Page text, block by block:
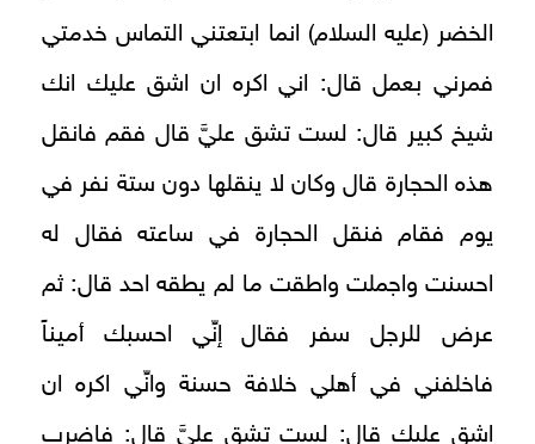
الخضر (عليه السلام) انما ابتعتني التماس خدمتي
فمرني بعمل قال: اني اكره ان اشق عليك انك
شيخ كبير قال: لست تشق عليَّ قال فقم فانقل
هذه الحجارة قال وكان لا ينقلها دون ستة نفر في
يوم فقام فنقل الحجارة في ساعته فقال له
احسنت واجملت واطقت ما لم يطقه احد قال: ثم
عرض للرجل سفر فقال إنِّي احسبك أميناً
فاخلفني في أهلي خلافة حسنة وانِّي اكره ان
اشق عليك قال: لست تشق عليَّ قال: فاضرب